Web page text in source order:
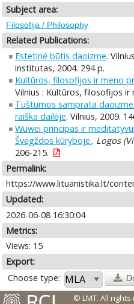
Subject area:
Filosofija / Philosophy
Related Publications:
Estetinė būtis daoizme.
institutas, 2004. 294 p.
Kultūros, filosofijos ir meno
Vilnius : Kultūros, filosofijos
Tuštumos samprata
raiška dailėje. Vilnius, 2009.
Wuwei principas ir
Švėgždos kūryboje.. Logos
206-215.
Permalink:
https://www.lituanistika.lt/
Updated:
2026-06-08 16:30:04
Metrics:
Views: 15
Export:
Choose type:
© LMT. All